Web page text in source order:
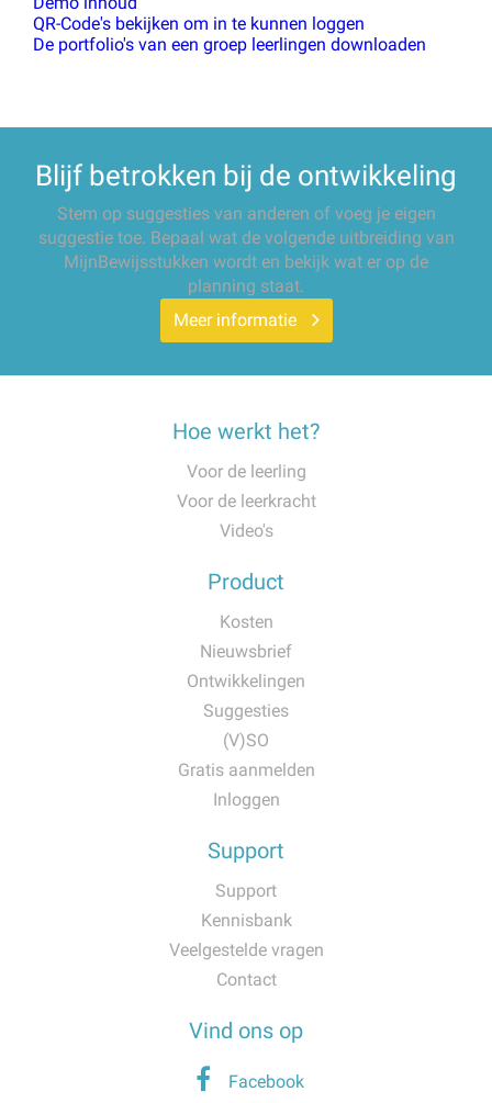
QR-Code's bekijken om in te kunnen loggen
De portfolio's van een groep leerlingen downloaden
Blijf betrokken bij de ontwikkeling
Stem op suggesties van anderen of voeg je eigen
suggestie toe. Bepaal wat de volgende uitbreiding van
MijnBewijsstukken wordt en bekijk wat er op de
planning staat.
Meer informatie
Hoe werkt het?
Voor de leerling
Voor de leerkracht
Video's
Product
Kosten
Nieuwsbrief
Ontwikkelingen
Suggesties
(V)SO
Gratis aanmelden
Inloggen
Support
Support
Kennisbank
Veelgestelde vragen
Contact
Vind ons op
Facebook